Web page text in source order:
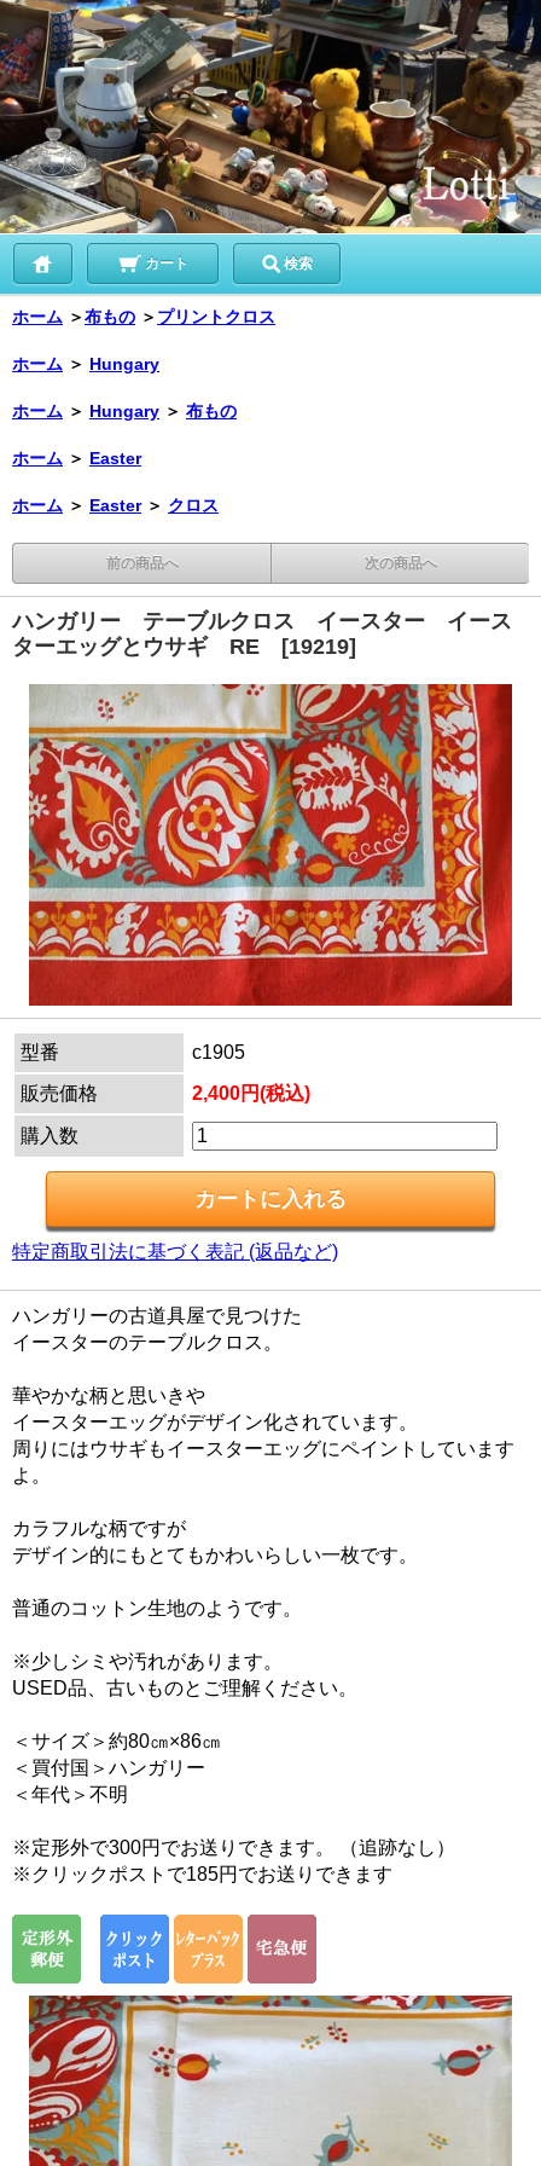
カート 検索
ホーム ＞布もの ＞ プリントクロス
ホーム ＞ Hungary
ホーム ＞ Hungary ＞ 布もの
ホーム ＞ Easter
ホーム ＞ Easter ＞ クロス
前の商品へ 次の商品へ
ハンガリー テーブルクロス イースター イース
ターエッグとウサギ RE [19219]
型番
c1905
販売価格
2,400円(税込)
購入数
特定商取引法に基づく表記 (返品など)
ハンガリーの古道具屋で見つけた
イースターのテーブルクロス。
華やかな柄と思いきや
イースターエッグがデザイン化されています。
周りにはウサギもイースターエッグにペイントしています
よ。
カラフルな柄ですが
デザイン的にもとてもかわいらしい一枚です。
普通のコットン生地のようです。
※少しシミや汚れがあります。
USED品、古いものとご理解ください。
＜サイズ＞約80㎝×86㎝
＜買付国＞ハンガリー
＜年代＞不明
※定形外で300円でお送りできます。 （追跡なし）
※クリックポストで185円でお送りできます